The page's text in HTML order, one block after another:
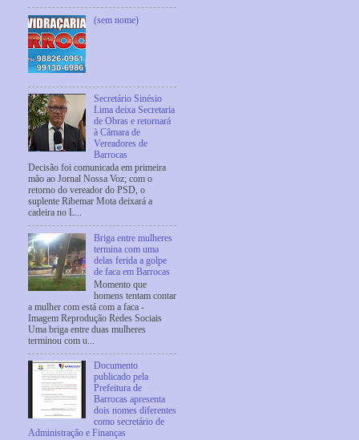
(sem nome)
Secretário Sinésio
Lima deixa Secretaria
de Obras e retornará
à Câmara de
Vereadores de
Barrocas
Decisão foi comunicada em primeira
mão ao Jornal Nossa Voz; com o
retorno do vereador do PSD, o
suplente Ribemar Mota deixará a
cadeira no L...
Briga entre mulheres
termina com uma
delas ferida a golpe
de faca em Barrocas
Momento que
homens tentam contar
a mulher com está com a faca -
Imagem Reprodução Redes Sociais
Uma briga entre duas mulheres
terminou com u...
Documento
publicado pela
Prefeitura de
Barrocas apresenta
dois nomes diferentes
como secretário de
Administração e Finanças